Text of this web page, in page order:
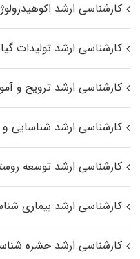
کارشناسی ارشد
کارشناسی ارشد تولیدات
کارشناسی ارشد ترویج و
کارشناسی ارشد شناسایی و
کارشناسی ارشد توسعه
کارشناسی ارشد بیماری‌
کارشناسی ارشد حشره‌